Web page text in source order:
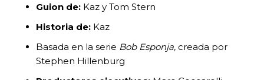
Guion de: Kaz y Tom Stern
Historia de: Kaz
Basada en la serie Bob Esponja, creada por
Stephen Hillenburg